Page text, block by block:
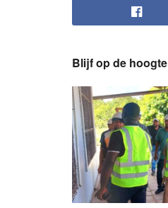
Blijf op de hoogte